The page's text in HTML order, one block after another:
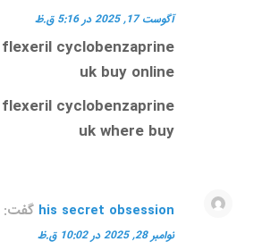
آگوست 17, 2025 در 5:16 ق.ظ
cyclobenzaprine
uk buy online
cyclobenzaprine
uk where buy
his secret obsession گفت:
نوامبر 28, 2025 در 10:02 ق.ظ